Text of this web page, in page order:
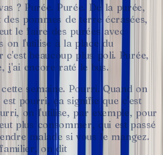
? Purée. Purée. De la purée,
des pommes de terre écrasées,
le faire des purées avec
on l'utilise à la place du
c'est beaucoup plus poli. Purée,
j'ai encore raté le bus.
cette semaine. Pourri. Quand on
est pourri, ça signifie que c'est
on l'utilise, par exemple, pour
plus consommer, qui est passé
malade si vous le mangez.
familier, on dit